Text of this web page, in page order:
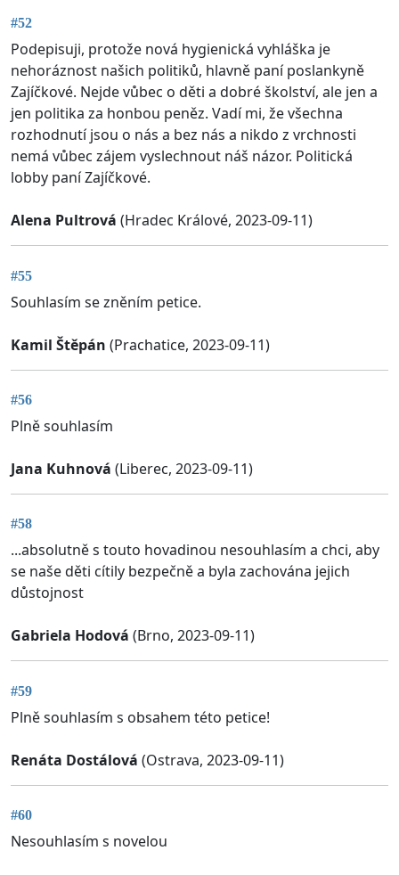
#52
Podepisuji, protože nová hygienická vyhláška je
nehoráznost našich politiků, hlavně paní poslankyně
Zajíčkové. Nejde vůbec o děti a dobré školství, ale jen a
jen politika za honbou peněz. Vadí mi, že všechna
rozhodnutí jsou o nás a bez nás a nikdo z vrchnosti
nemá vůbec zájem vyslechnout náš názor. Politická
lobby paní Zajíčkové.
Alena Pultrová (Hradec Králové, 2023-09-11)
#55
Souhlasím se zněním petice.
Kamil Štěpán (Prachatice, 2023-09-11)
#56
Plně souhlasím
Jana Kuhnová (Liberec, 2023-09-11)
#58
...absolutně s touto hovadinou nesouhlasím a chci, aby
se naše děti cítily bezpečně a byla zachována jejich
důstojnost
Gabriela Hodová (Brno, 2023-09-11)
#59
Plně souhlasím s obsahem této petice!
Renáta Dostálová (Ostrava, 2023-09-11)
#60
Nesouhlasím s novelou